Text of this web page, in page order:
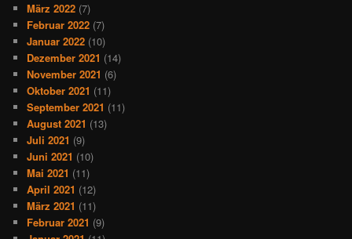
März 2022 (7)
Februar 2022 (7)
Januar 2022 (10)
Dezember 2021 (14)
November 2021 (6)
Oktober 2021 (11)
September 2021 (11)
August 2021 (13)
Juli 2021 (9)
Juni 2021 (10)
Mai 2021 (11)
April 2021 (12)
März 2021 (11)
Februar 2021 (9)